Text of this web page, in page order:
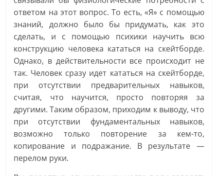
ответом на этот вопрос. То есть, «Я» с помощью
знаний, должно было бы придумать, как это
сделать, и с помощью психики научить всю
конструкцию человека кататься на скейтборде.
Однако, в действительности все происходит не
так. Человек сразу идет кататься на скейтборде,
при отсутствии предварительных навыков,
считая, что научится, просто повторяя за
другими. Таким образом, приходим к выводу, что
при отсутствии фундаментальных навыков,
возможно только повторение за кем-то,
копирование и подражание. В результате —
перелом руки.